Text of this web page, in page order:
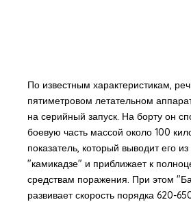
По известным характеристикам,
пятиметровом летательном
на серийный запуск. На борту он
боевую часть массой около 100
показатель, который выводит его из
"камикадзе" и приближает к
средствам поражения. При этом
развивает скорость порядка 620-